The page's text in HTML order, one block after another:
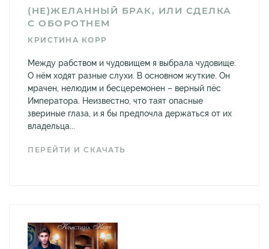
(НЕ)ЖЕЛАННЫЙ БРАК, ИЛИ СДЕЛКА
С ОБОРОТНЕМ
КРИСТИНА КОРР
Между рабством и чудовищем я выбрала чудовище.
О нём ходят разные слухи. В основном жуткие. Он
мрачен, нелюдим и бесцеремонен – верный пёс
Императора. Неизвестно, что таят опасные
звериные глаза, и я бы предпочла держаться от их
владельца...
ПЕРЕЙТИ И СКАЧАТЬ